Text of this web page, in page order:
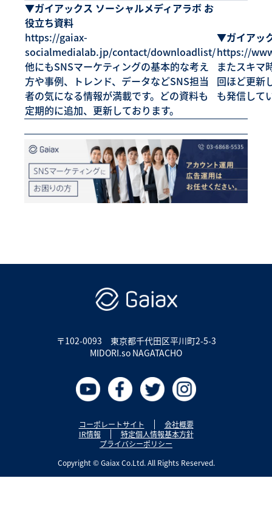
▼ガイアックス ソーシャルメディアラボ お
役立ち資料
https://gaiax-
socialmedialab.jp/contact/downloadlist/
他にもSNSマーケティングの基本的な考え
方や事例、トレンド、データなどSNS担当
者の気になる情報が満載です。どの資料も
定期的に追加、更新しております。
▼ガイアッ
https://
またスキマ
回ほど更新
も発信して
〒102-0093 東京都千代田区平川町2-5-3
MIDORI.so NAGATACHO
コーポレートサイト
会社概要
IR情報
特定個人情報基本方針
プライバシーポリシー
Copyright © Gaiax Co.Ltd. All Rights Reserved.